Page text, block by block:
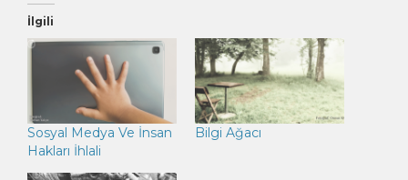
İlgili
Sosyal Medya Ve İnsan
Hakları İhlali
Bilgi Ağacı